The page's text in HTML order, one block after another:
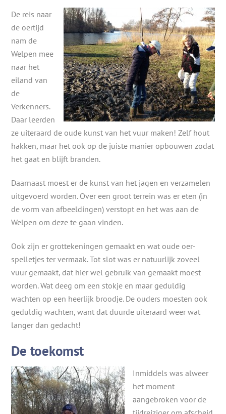
De reis naar
de oertijd
nam de
Welpen mee
naar het
eiland van
de
Verkenners.
Daar leerden
ze uiteraard de oude kunst van het vuur maken! Zelf hout
hakken, maar het ook op de juiste manier opbouwen zodat
het gaat en blijft branden.
Daarnaast moest er de kunst van het jagen en verzamelen
uitgevoerd worden. Over een groot terrein was er eten (in
de vorm van afbeeldingen) verstopt en het was aan de
Welpen om deze te gaan vinden.
Ook zijn er grottekeningen gemaakt en wat oude oer-
spelletjes ter vermaak. Tot slot was er natuurlijk zoveel
vuur gemaakt, dat hier wel gebruik van gemaakt moest
worden. Wat deeg om een stokje en maar geduldig
wachten op een heerlijk broodje. De ouders moesten ook
geduldig wachten, want dat duurde uiteraard weer wat
langer dan gedacht!
De toekomst
Inmiddels was alweer
het moment
aangebroken voor de